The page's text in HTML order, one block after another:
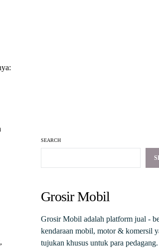
SEARCH
Grosir Mobil
Grosir Mobil adalah platform jual -
kendaraan mobil, motor & komersil
tujukan khusus untuk para pedagang.